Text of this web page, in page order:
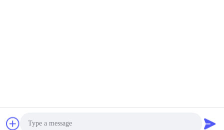
Поставщик. © авторского права 2021-2026 Chengdu Honors
Technology Co.,Ltd . Все права защищены.